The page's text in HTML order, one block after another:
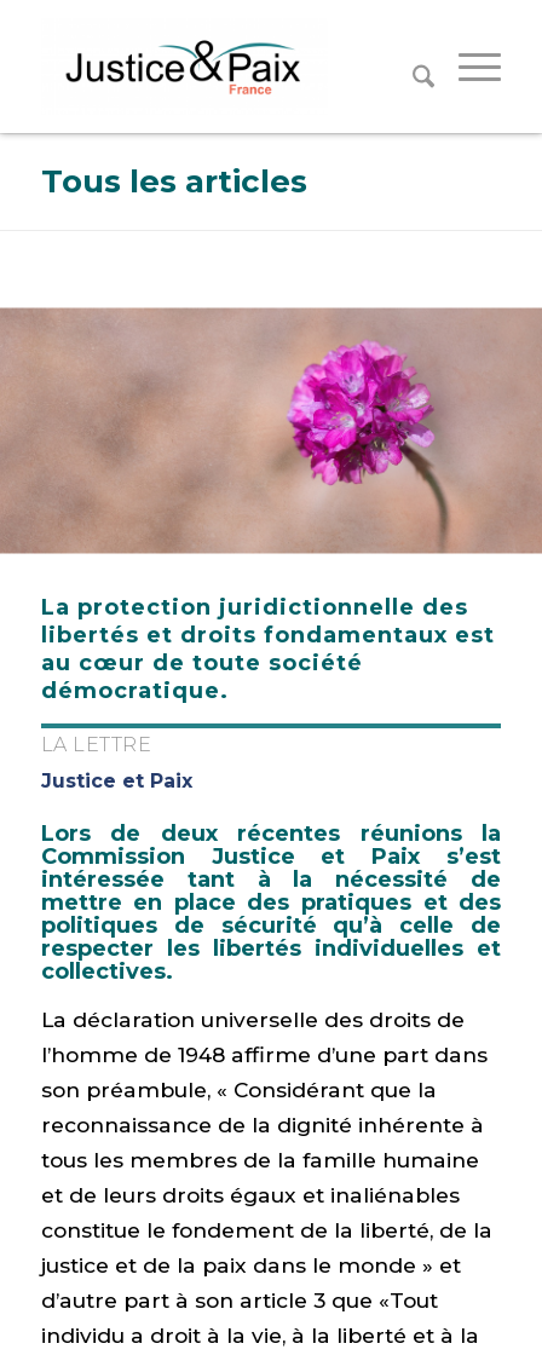
Tous les articles
La protection juridictionnelle des
libertés et droits fondamentaux est
au cœur de toute société
démocratique.
LA LETTRE
Justice et Paix
Lors de deux récentes réunions la
Commission Justice et Paix s’est
intéressée tant à la nécessité de
mettre en place des pratiques et des
politiques de sécurité qu’à celle de
respecter les libertés individuelles et
collectives.
La déclaration universelle des droits de
l’homme de 1948 affirme d’une part dans
son préambule, « Considérant que la
reconnaissance de la dignité inhérente à
tous les membres de la famille humaine
et de leurs droits égaux et inaliénables
constitue le fondement de la liberté, de la
justice et de la paix dans le monde » et
d’autre part à son article 3 que «Tout
individu a droit à la vie, à la liberté et à la